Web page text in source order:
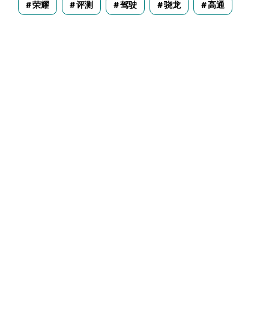
荣耀 评测 驾驶 骁龙 高通